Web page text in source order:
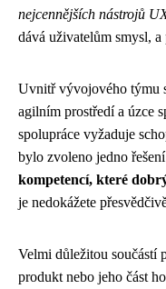
nejcennějších nástrojů
dává uživatelům smysl,
Uvnitř vývojového týmu
agilním prostředí a úzce
spolupráce vyžaduje
bylo zvoleno jedno
kompetencí, které
je nedokážete
Velmi důležitou součástí
produkt nebo jeho část